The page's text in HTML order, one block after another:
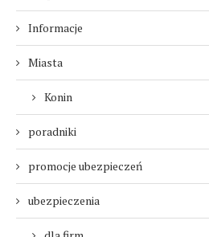
Informacje
Miasta
Konin
poradniki
promocje ubezpieczeń
ubezpieczenia